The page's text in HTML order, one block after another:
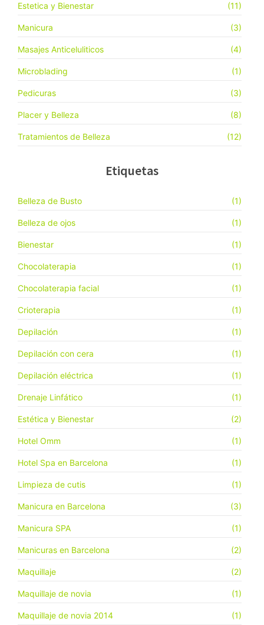
Estetica y Bienestar (11)
Manicura (3)
Masajes Anticeluliticos (4)
Microblading (1)
Pedicuras (3)
Placer y Belleza (8)
Tratamientos de Belleza (12)
Etiquetas
Belleza de Busto (1)
Belleza de ojos (1)
Bienestar (1)
Chocolaterapia (1)
Chocolaterapia facial (1)
Crioterapia (1)
Depilación (1)
Depilación con cera (1)
Depilación eléctrica (1)
Drenaje Linfático (1)
Estética y Bienestar (2)
Hotel Omm (1)
Hotel Spa en Barcelona (1)
Limpieza de cutis (1)
Manicura en Barcelona (3)
Manicura SPA (1)
Manicuras en Barcelona (2)
Maquillaje (2)
Maquillaje de novia (1)
Maquillaje de novia 2014 (1)